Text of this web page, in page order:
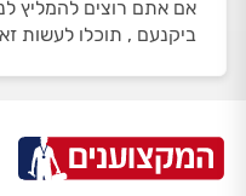
אם אתם רוצים להמליץ
ביקנעם , תוכלו לעשות